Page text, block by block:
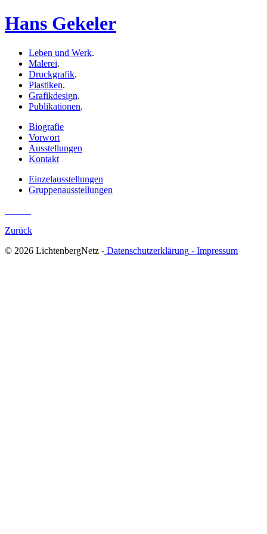
Hans Gekeler
Leben und Werk.
Malerei.
Druckgrafik.
Plastiken.
Grafikdesign.
Publikationen.
Biografie
Vorwort
Ausstellungen
Kontakt
Einzelausstellungen
Gruppenausstellungen
Zurück
© 2026 LichtenbergNetz - Datenschutzerklärung - Impressum